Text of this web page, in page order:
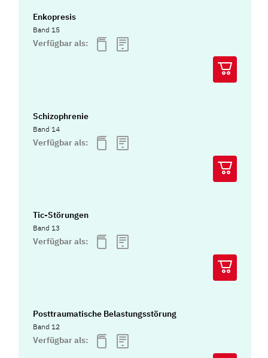
Enkopresis
Band 15
Verfügbar als:
Schizophrenie
Band 14
Verfügbar als:
Tic-Störungen
Band 13
Verfügbar als:
Posttraumatische Belastungsstörung
Band 12
Verfügbar als: